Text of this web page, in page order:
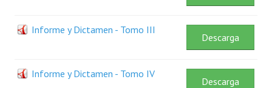
Participación Ciudadana
Informe y Dictamen - Tomo III
Descarga
Informe y Dictamen - Tomo IV
Descarga